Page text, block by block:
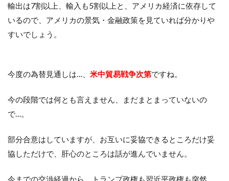
輸出は7割以上、輸入も5割以上と、アメリカ経済に依存して
いるので、アメリカの景気・金融政策を見ていれば分かりや
すいでしょう。
今度の為替見通しは…、 米中貿易戦争次第ですね。
今の段階では何とも言えません、まだまとまっていないの
で…。
部分合意はしていますが、お互いに妥協できるところだけ妥
協しただけで、肝心のところは話が進んでいません。
今までの交渉経過から、トランプ政権も習近平政権も突然